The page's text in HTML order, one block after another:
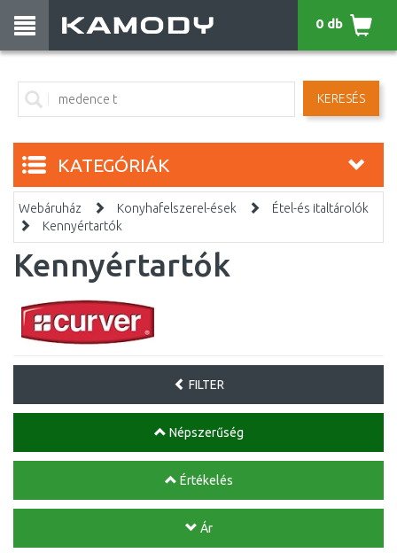
KERESÉS
0 db
KATEGÓRIÁK
Webáruház Konyhafelszerel-ések
Étel-és italtárolók
Kennyértartók
Kennyértartók
FILTER
Népszerűség
Értékelés
Ár